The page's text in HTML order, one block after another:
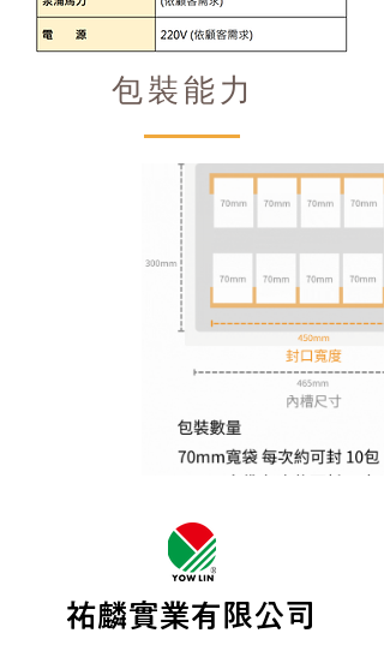
​包裝能力
​祐麟實業有限公司